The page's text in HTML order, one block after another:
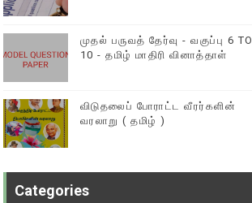
முதல் பருவத் தேர்வு - வகுப்பு 6 TO
10 - தமிழ் மாதிரி வினாத்தாள்
விடுதலைப் போராட்ட வீரர்களின்
வரலாறு ( தமிழ் )
Categories